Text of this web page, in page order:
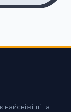
та